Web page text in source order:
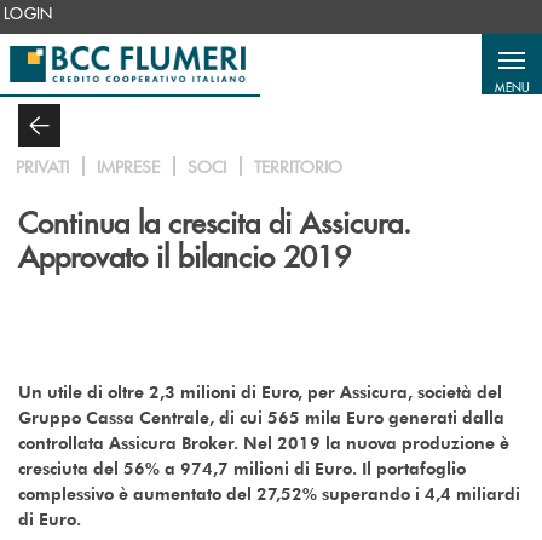
Salta al contenuto principale
LOGIN
MENU
PRIVATI IMPRESE SOCI TERRITORIO
Continua la crescita di Assicura.
Approvato il bilancio 2019
Un utile di oltre 2,3 milioni di Euro, per Assicura, società del
Gruppo Cassa Centrale, di cui 565 mila Euro generati dalla
controllata Assicura Broker. Nel 2019 la nuova produzione è
cresciuta del 56% a 974,7 milioni di Euro. Il portafoglio
complessivo è aumentato del 27,52% superando i 4,4 miliardi
di Euro.